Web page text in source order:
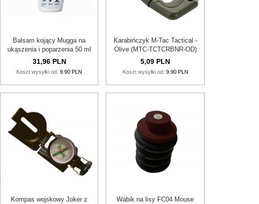
Balsam kojący Mugga na
ukąszenia i poparzenia 50 ml
31,96 PLN
Koszt wysyłki od:9.90 PLN
Karabińczyk M-Tac Tactical -
Olive (MTC-TCTCRBNR-OD)
5,09 PLN
Koszt wysyłki od: 9.90 PLN
Kompas wojskowy Joker z
Wabik na lisy FC04 Mouse